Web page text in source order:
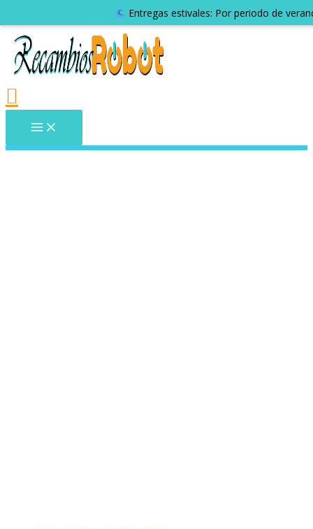
Entregas estivales: Por periodo de